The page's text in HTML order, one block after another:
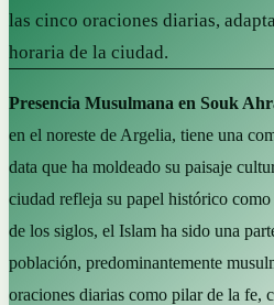
las cinco oraciones diarias,
horaria de la ciudad.
Presencia Musulmana en Souk
en el noreste de Argelia, tiene una
data que ha moldeado su paisaje
ciudad refleja su papel histórico
de los siglos, el Islam ha sido una
población, predominantemente
oraciones diarias como pilar de la fe,